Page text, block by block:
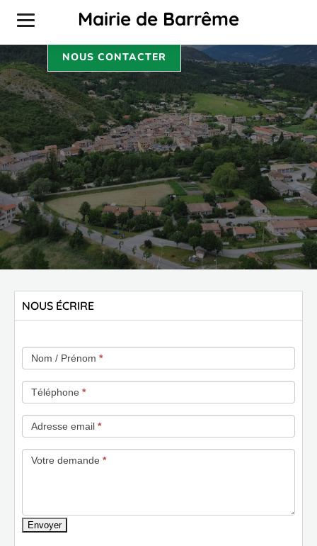
Mairie de Barrême
CONTACT
NOUS CONTACTER
NOUS ÉCRIRE
Nom / Prénom *
Téléphone *
Adresse email *
Votre demande *
Envoyer